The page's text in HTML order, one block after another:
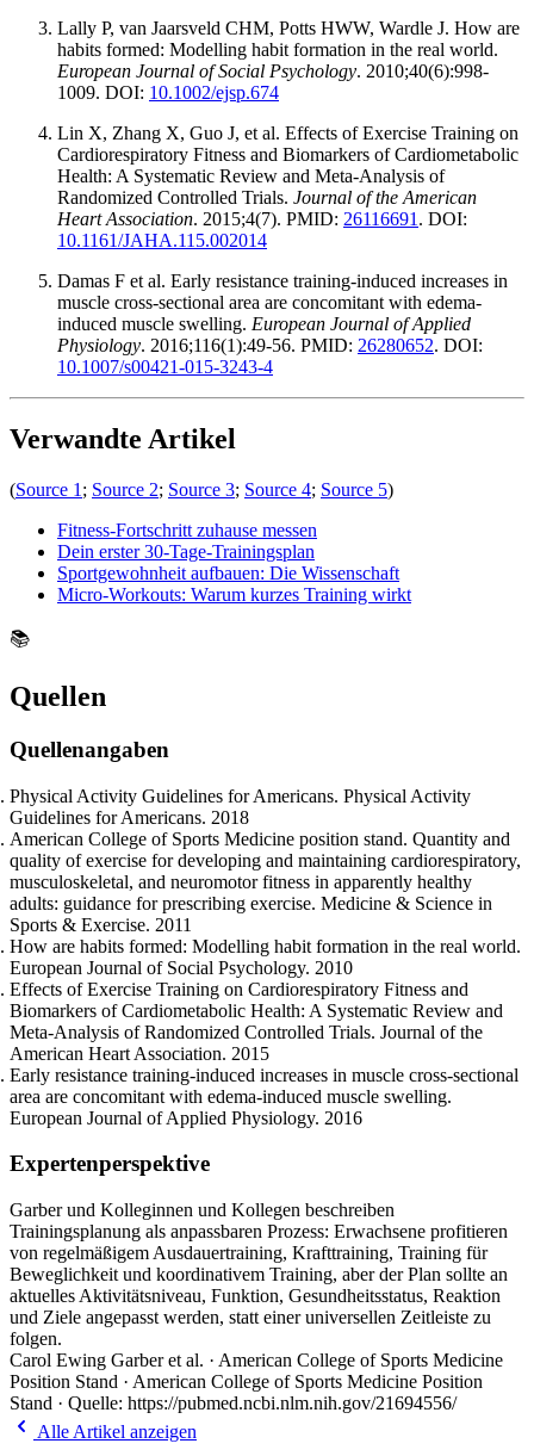
Lally P, van Jaarsveld CHM, Potts HWW, Wardle J. How are
habits formed: Modelling habit formation in the real world.
European Journal of Social Psychology. 2010;40(6):998-
1009. DOI: 10.1002/ejsp.674
Lin X, Zhang X, Guo J, et al. Effects of Exercise Training on
Cardiorespiratory Fitness and Biomarkers of Cardiometabolic
Health: A Systematic Review and Meta-Analysis of
Randomized Controlled Trials. Journal of the American
Heart Association. 2015;4(7). PMID: 26116691 . DOI:
10.1161/JAHA.115.002014
Damas F et al. Early resistance training-induced increases in
muscle cross-sectional area are concomitant with edema-
induced muscle swelling. European Journal of Applied
Physiology. 2016;116(1):49-56. PMID: 26280652. DOI:
10.1007/s00421-015-3243-4
Verwandte Artikel
(Source 1 ; Source 2; Source 3; Source 4; Source 5)
Fitness-Fortschritt zuhause messen
Dein erster 30-Tage-Trainingsplan
Sportgewohnheit aufbauen: Die Wissenschaft
Micro-Workouts: Warum kurzes Training wirkt
📚
Quellen
Quellenangaben
Physical Activity Guidelines for Americans. Physical Activity
Guidelines for Americans. 2018
American College of Sports Medicine position stand. Quantity and
quality of exercise for developing and maintaining cardiorespiratory,
musculoskeletal, and neuromotor fitness in apparently healthy
adults: guidance for prescribing exercise. Medicine & Science in
Sports & Exercise. 2011
How are habits formed: Modelling habit formation in the real world.
European Journal of Social Psychology. 2010
Effects of Exercise Training on Cardiorespiratory Fitness and
Biomarkers of Cardiometabolic Health: A Systematic Review and
Meta-Analysis of Randomized Controlled Trials. Journal of the
American Heart Association. 2015
Early resistance training-induced increases in muscle cross-sectional
area are concomitant with edema-induced muscle swelling.
European Journal of Applied Physiology. 2016
Expertenperspektive
Garber und Kolleginnen und Kollegen beschreiben
Trainingsplanung als anpassbaren Prozess: Erwachsene profitieren
von regelmäßigem Ausdauertraining, Krafttraining, Training für
Beweglichkeit und koordinativem Training, aber der Plan sollte an
aktuelles Aktivitätsniveau, Funktion, Gesundheitsstatus, Reaktion
und Ziele angepasst werden, statt einer universellen Zeitleiste zu
folgen.
Carol Ewing Garber et al. · American College of Sports Medicine
Position Stand · American College of Sports Medicine Position
Stand · Quelle: https://pubmed.ncbi.nlm.nih.gov/21694556/
Alle Artikel anzeigen